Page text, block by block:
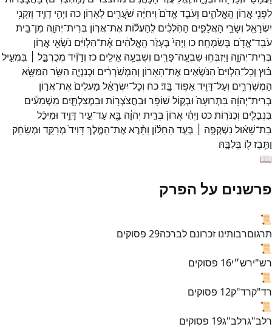
לִפְנֵ֖י אֲר֣וֹן הָֽאֱלֹהִ֑ים וְעֹבֵ֤דאֱדֹם֙ וִֽיחִיָּ֔ה שֹׁעֲרִ֖ים לָאָרֽוֹן׃ כה וַיְהִ֥י דָוִ֛יד וְזִקְנֵ֥י
יִשְׂרָאֵ֖ל וְשָׂרֵ֣י הָאֲלָפִ֑ים הַהֹֽלְכִ֗ים לְֽהַעֲל֞וֹתאֶת־אֲר֧וֹן בְּרִית־יְהוָ֛ה מִן־בֵּ֥ית
עֹבֵֽד־אֱדֹ֖ם בְּשִׂמְחָֽה׃ כו וַֽיְהִי֙ בֶּעְזֹ֣ר הָֽאֱלֹהִ֔ים אֶ֨ת־הַלְוִיִּ֔ם נֹשְׂאֵ֖י אֲר֣וֹן
בְּרִית־יְהוָ֑ה וַיִּזְבְּח֥וּ שִׁבְעָֽה־פָרִ֖ים וְשִׁבְעָ֥ה אֵילִֽים׃ כז וְדָוִ֞יד מְכֻרְבָּ֣ל ׀
בִּמְעִ֣יל
בּ֗וּץ וְכָל־הַלְוִיִּם֙ הַנֹּשְׂאִ֣ים אֶת־הָאָר֔וֹן וְהַמְשֹׁ֣רְרִ֔ים וּכְנַנְיָ֛ה הַשַּׂ֥ר הַמַּשָּׂ֖א
הַמְשֹֽׁרְרִ֑ים וְעַל־דָּוִ֖ידאֵפ֥וֹד בָּֽד׃כח וְכָל־יִשְׂרָאֵ֗ל מַעֲלִים֙אֶת־אֲר֣וֹן
בְּרִית־יְהוָ֔ה בִּתְרוּעָה֙ וּבְק֣וֹל שׁוֹפָ֔ר וּבַחֲצֹצְר֖וֹת וּבִמְצִלְתָּ֑יִם מַשְׁמִעִ֕ים
בִּנְבָלִ֖ים וְכִנֹּרֽוֹת׃כט וַיְהִ֗י אֲרוֹן֙ בְּרִ֣ית יְהוָ֔ה בָּ֖אעַד־עִ֣ירדָּוִ֑יד וּמִיכַ֨ל
בַּת־שָׁא֜וּל נִשְׁקְפָ֣ה ׀ בְּעַ֣ד הַחַלּ֗וֹן וַתֵּ֨רֶאאֶת־הַמֶּ֤לֶךְדָּוִיד֙ מְרַקֵּ֣ד וּמְשַׂחֵ֔ק
וַתִּ֥בֶזל֖וֹ בְּלִבָּֽהּ׃
📖
פרשנים על הפרק
📜
תרגוםרבותינו זכרונם לברכה29 פסוקים
📜
רש"ירש״י16 פסוקים
📜
רד"קרד"ק12 פסוקים
📜
רלב"גרלב"ג19 פסוקים